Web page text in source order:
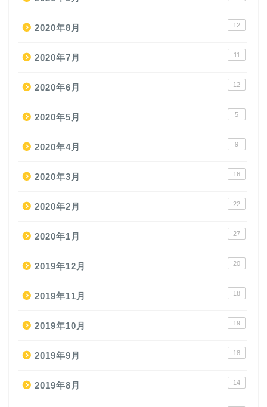
2020年8月 12
2020年7月 11
2020年6月 12
2020年5月 5
2020年4月 9
2020年3月 16
2020年2月 22
2020年1月 27
2019年12月 20
2019年11月 18
2019年10月 19
2019年9月 18
2019年8月 14